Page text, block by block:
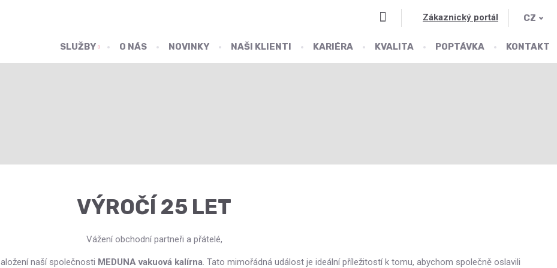
SLUŽBY O NÁS NOVINKY NAŠI KLIENTI KARIÉRA KVALITA POPTÁVKA KONTAKT
VyhledáváníZákaznický portál CZ
VÝROČÍ 25 LET
Vážení obchodní partneři a přátelé,
naší společnosti MEDUNA vakuová kalírna. Tato mimořádná událost je ideální příležitostí k tomu, abychom společně oslavili